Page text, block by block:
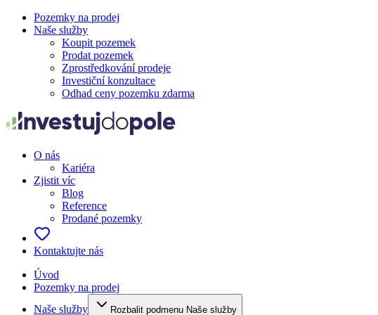
Pozemky na prodej
Naše služby
Koupit pozemek
Prodat pozemek
Zprostředkování prodeje
Investiční konzultace
Odhad ceny pozemku zdarma
O nás
Kariéra
Zjistit víc
Blog
Reference
Prodané pozemky
Kontaktujte nás
Úvod
Pozemky na prodej
Naše služby
Rozbalit podmenu Naše služby